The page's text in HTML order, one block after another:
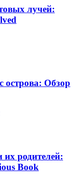
лучей:
острова: Обзор
их родителей:
Book